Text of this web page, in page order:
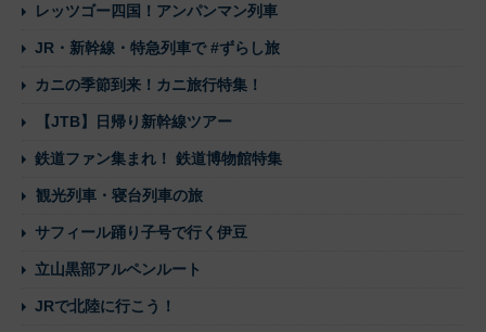
レッツゴー四国！アンパンマン列車
JR・新幹線・特急列車で #ずらし旅
カニの季節到来！カニ旅行特集！
【JTB】日帰り新幹線ツアー
鉄道ファン集まれ！ 鉄道博物館特集
観光列車・寝台列車の旅
サフィール踊り子号で行く伊豆
立山黒部アルペンルート
JRで北陸に行こう！